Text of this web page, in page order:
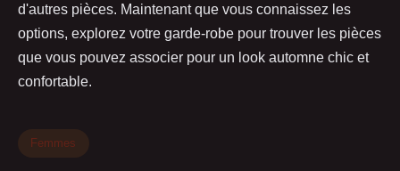
d'autres pièces. Maintenant que vous connaissez les
options, explorez votre garde-robe pour trouver les pièces
que vous pouvez associer pour un look automne chic et
confortable.
Femmes